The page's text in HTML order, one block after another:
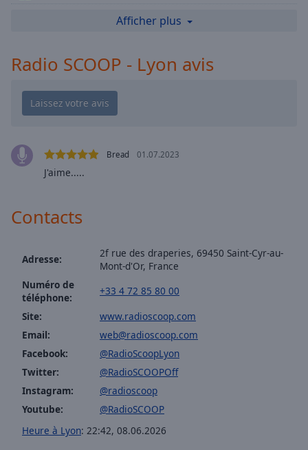
opens
settings
dialog
selected
Picture-
Fullscreen
modal
window.
Beginning
dialog
window.
Radio SCOOP - Ciné
Radio SCOOP - Disco Funk
Radio SCOOP - Années 90
Radio SCOOP - Latino
Radio SCOOP - Années 2010
Radio SCOOP - Les terrasses
Radio SCOOP - Girl Power
Radio SCOOP - Rap
Radio SCOOP - Jazz
Radio SCOOP - Kitsch
Radio SCOOP - Remix
Radio SCOOP - Noël
Radio SCOOP - JL Bourg
Afficher plus
Radio SCOOP - Lyon avis
Bread 01.07.2023
J'aime.....
Contacts
Adresse:
2f rue des draperies, 69450 Saint-Cyr-au-
Mont-d'Or, France
Numéro de
téléphone:
+33 4 72 85 80 00
Site:
www.radioscoop.com
Email:
web@radioscoop.com
Facebook:
@RadioScoopLyon
Twitter:
@RadioSCOOPOff
Instagram:
@radioscoop
Youtube:
@RadioSCOOP
Heure à Lyon: 22:42, 08.06.2026